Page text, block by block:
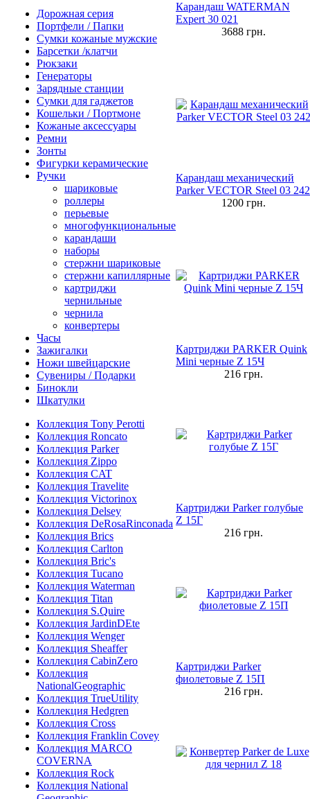
Дорожная серия
Портфели / Папки
Сумки кожаные мужские
Барсетки /клатчи
Рюкзаки
Генераторы
Зарядные станции
Сумки для гаджетов
Кошельки / Портмоне
Кожаные аксессуары
Ремни
Зонты
Фигурки керамические
Ручки
шариковые
роллеры
перьевые
многофункциональные
карандаши
наборы
стержни шариковые
стержни капиллярные
картриджи
чернильные
чернила
конвертеры
Часы
Зажигалки
Ножи швейцарские
Сувениры / Подарки
Бинокли
Шкатулки
Коллекция Tony Perotti
Коллекция Roncato
Коллекция Parker
Коллекция Zippo
Коллекция CAT
Коллекция Travelite
Коллекция Victorinox
Коллекция Delsey
Коллекция DeRosaRinconada
Коллекция Brics
Коллекция Carlton
Коллекция Bric's
Коллекция Tucano
Коллекция Waterman
Коллекция Titan
Коллекция S.Quire
Коллекция JardinDEte
Коллекция Wenger
Коллекция Sheaffer
Коллекция CabinZero
Коллекция
NationalGeographic
Коллекция TrueUtility
Коллекция Hedgren
Коллекция Cross
Коллекция Franklin Covey
Коллекция MARCO
COVERNA
Коллекция Rock
Коллекция National
Карандаш WATERMAN
Expert 30 021
3688 грн.
Карандаш механический
Parker VECTOR Steel 03 242
1200 грн.
Картриджи PARKER Quink
Mini черные Z 15Ч
216 грн.
Картриджи Parker голубые
Z 15Г
216 грн.
Картриджи Parker
фиолетовые Z 15П
216 грн.